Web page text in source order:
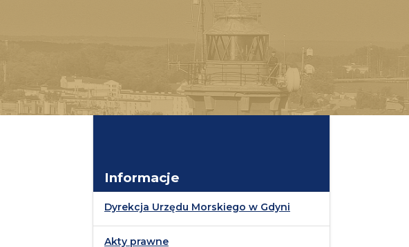
Informacje
Dyrekcja Urzędu Morskiego w Gdyni
Akty prawne